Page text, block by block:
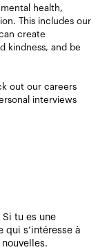
health,
This includes our
create
kindness, and be
out our careers
interviews
Si tu es une
qui s’intéresse à